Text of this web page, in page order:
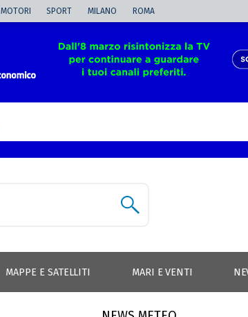
MOTORI SPORT MILANO ROMA
MAPPE E SATELLITI MARI E VENTI